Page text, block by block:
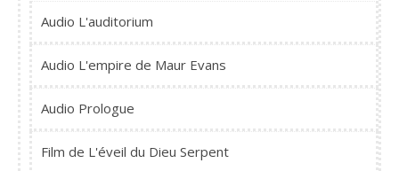
Audio L'auditorium
Audio L'empire de Maur Evans
Audio Prologue
Film de L'éveil du Dieu Serpent